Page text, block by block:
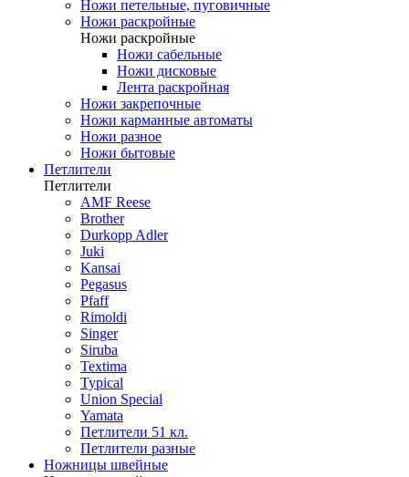
Ножи петельные, пуговичные
Ножи раскройные
Ножи раскройные
Ножи сабельные
Ножи дисковые
Лента раскройная
Ножи закрепочные
Ножи карманные автоматы
Ножи разное
Ножи бытовые
Петлители
Петлители
AMF Reese
Brother
Durkopp Adler
Juki
Kansai
Pegasus
Pfaff
Rimoldi
Singer
Siruba
Textima
Typical
Union Special
Yamata
Петлители 51 кл.
Петлители разные
Ножницы швейные